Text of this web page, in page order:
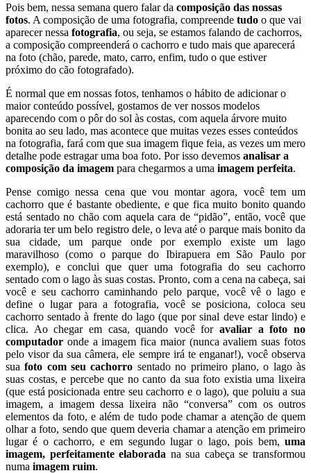
Pois bem, nessa semana quero falar da composição das nossas
fotos. A composição de uma fotografia, compreende tudo o que vai
aparecer nessa fotografia, ou seja, se estamos falando de cachorros,
a composição compreenderá o cachorro e tudo mais que aparecerá
na foto (chão, parede, mato, carro, enfim, tudo o que estiver
próximo do cão fotografado).
É normal que em nossas fotos, tenhamos o hábito de adicionar o
maior conteúdo possível, gostamos de ver nossos modelos
aparecendo com o pôr do sol às costas, com aquela árvore muito
bonita ao seu lado, mas acontece que muitas vezes esses conteúdos
na fotografia, fará com que sua imagem fique feia, as vezes um mero
detalhe pode estragar uma boa foto. Por isso devemos analisar a
composição da imagem para chegarmos a uma imagem perfeita.
Pense comigo nessa cena que vou montar agora, você tem um
cachorro que é bastante obediente, e que fica muito bonito quando
está sentado no chão com aquela cara de “pidão”, então, você que
adoraria ter um belo registro dele, o leva até o parque mais bonito da
sua cidade, um parque onde por exemplo existe um lago
maravilhoso (como o parque do Ibirapuera em São Paulo por
exemplo), e conclui que quer uma fotografia do seu cachorro
sentado com o lago às suas costas. Pronto, com a cena na cabeça, sai
você e seu cachorro caminhando pelo parque, você vê o lago e
define o lugar para a fotografia, você se posiciona, coloca seu
cachorro sentado à frente do lago (que por sinal deve estar lindo) e
clica. Ao chegar em casa, quando você foravaliar a foto no
computador onde a imagem fica maior (nunca avaliem suas fotos
pelo visor da sua câmera, ele sempre irá te enganar!), você observa
suafoto com seu cachorro sentado no primeiro plano, o lago às
suas costas, e percebe que no canto da sua foto existia uma lixeira
(que está posicionada entre seu cachorro e o lago), que poluiu a sua
imagem, a imagem dessa lixeira não “conversa” com os outros
elementos da foto, e além de tudo pode chamar a atenção de quem
olhar a foto, sendo que quem deveria chamar a atenção em primeiro
lugar é o cachorro, e em segundo lugar o lago, pois bem, uma
imagem, perfeitamente elaborada na sua cabeça se transformou
numa imagem ruim.